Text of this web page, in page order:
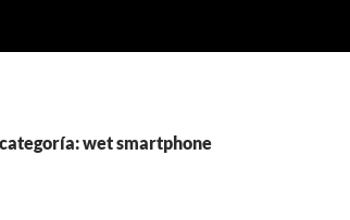
wet smartphone